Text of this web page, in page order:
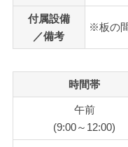
付属設備
／備考
※板の
時間帯
午前
(9:00～12:00)